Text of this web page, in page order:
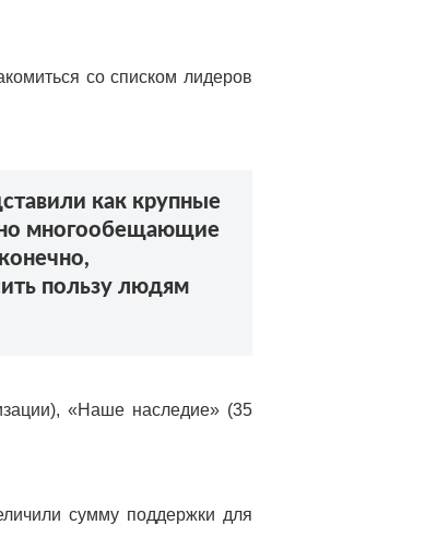
со списком лидеров
как крупные
но многообещающие
пользу людям
«Наше наследие» (35
сумму поддержки для